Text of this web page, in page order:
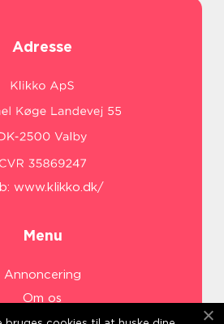
Adresse
www.klikko.dk/
Menu
Annoncering
Om os